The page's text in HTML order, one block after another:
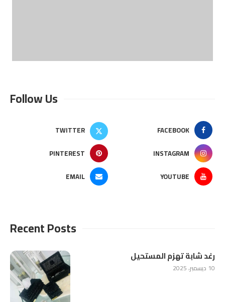
Follow Us
FACEBOOK
TWITTER
INSTAGRAM
PINTEREST
YOUTUBE
EMAIL
Recent Posts
رغد شابة تهزم المستحيل
10 ديسمبر، 2025